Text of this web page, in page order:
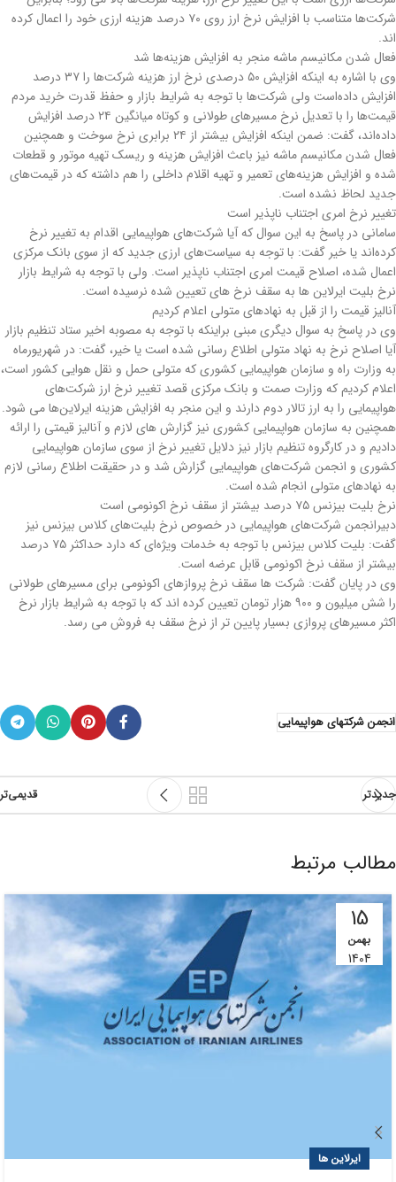
شرکت‌ها متناسب با افزایش نرخ ارز روی ٧٠ درصد هزینه ارزی خود را اعمال کرده
اند.
فعال شدن مکانیسم ماشه منجر به افزایش هزینه‌ها شد
وی با اشاره به اینکه افزایش ۵٠ درصدی نرخ ارز هزینه شرکت‌ها را ٣٧ درصد
افزایش داده‌است ولی شرکت‌ها با توجه به شرایط بازار و حفظ قدرت خرید مردم
قیمت‌ها را با تعدیل نرخ مسیرهای طولانی و کوتاه میانگین ٢۴ درصد افزایش
داده‌اند، گفت: ضمن اینکه افزایش بیشتر از ٢۴ برابری نرخ سوخت و همچنین
فعال شدن مکانیسم ماشه نیز باعث افزایش هزینه و ریسک تهیه موتور و قطعات
شده و افزایش هزینه‌های تعمیر و تهیه اقلام داخلی را هم داشته که در قیمت‌های
جدید لحاظ نشده است.
تغییر نرخ امری اجتناب ناپذیر است
سامانی در پاسخ به این سوال که آیا شرکت‌های هواپیمایی اقدام به تغییر نرخ
کرده‌اند یا خیر گفت: با توجه به سیاست‌های ارزی جدید که از سوی بانک مرکزی
اعمال شده، اصلاح قیمت امری اجتناب ناپذیر است. ولی با توجه به شرایط بازار
نرخ بلیت ایرلاین ها به سقف نرخ های تعیین شده نرسیده است.
آنالیز قیمت را از قبل به نهادهای متولی اعلام کردیم
وی در پاسخ به سوال دیگری مبنی براینکه با توجه به مصوبه اخیر ستاد تنظیم بازار
آیا اصلاح نرخ به نهاد متولی اطلاع رسانی شده است یا خیر، گفت: در شهریورماه
به وزارت راه و سازمان هواپیمایی کشوری که متولی حمل و نقل هوایی کشور است،
اعلام کردیم که وزارت صمت و بانک مرکزی قصد تغییر نرخ ارز شرکت‌های
هواپیمایی را به ارز تالار دوم دارند و این منجر به افزایش هزینه ایرلاین‌ها می شود.
همچنین به سازمان هواپیمایی کشوری نیز گزارش های لازم و آنالیز قیمتی را ارائه
دادیم و در کارگروه تنظیم بازار نیز دلایل تغییر نرخ از سوی سازمان هواپیمایی
کشوری و انجمن شرکت‌های هواپیمایی گزارش شد و در حقیقت اطلاع رسانی لازم
به نهادهای متولی انجام شده است.
نرخ بلیت بیزنس ۷۵ درصد بیشتر از سقف نرخ اکونومی است
دبیرانجمن شرکت‌های هواپیمایی در خصوص نرخ بلیت‌های کلاس بیزنس نیز
گفت: بلیت کلاس بیزنس با توجه به خدمات ویژه‌ای که دارد حداکثر ٧۵ درصد
بیشتر از سقف نرخ اکونومی قابل عرضه است.
وی در پایان گفت: شرکت ها سقف نرخ پروازهای اکونومی برای مسیرهای طولانی
را شش میلیون و ۹۰۰ هزار تومان تعیین کرده اند که با توجه به شرایط بازار نرخ
اکثر مسیرهای پروازی بسیار پایین تر از نرخ سقف به فروش می رسد.
انجمن شرکتهای هواپیمایی
جدیدتر قدیمی‌تر
مطالب مرتبط
15
بهمن
1404
ایرلاین ها